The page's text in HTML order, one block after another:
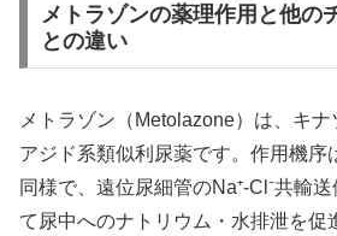
メトラゾンの薬理作用と他の
との違い
メトラゾン（Metolazone）は、キ
アジド系類似利尿薬です。作用機序
同様で、遠位尿細管のNa⁺-Cl⁻共輸
て尿中へのナトリウム・水排泄を促